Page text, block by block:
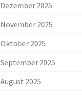
Dezember 2025
November 2025
Oktober 2025
September 2025
August 2025